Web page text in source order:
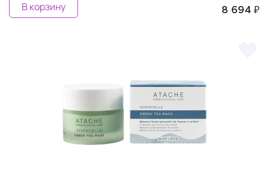
8 694 ₽
В корзину